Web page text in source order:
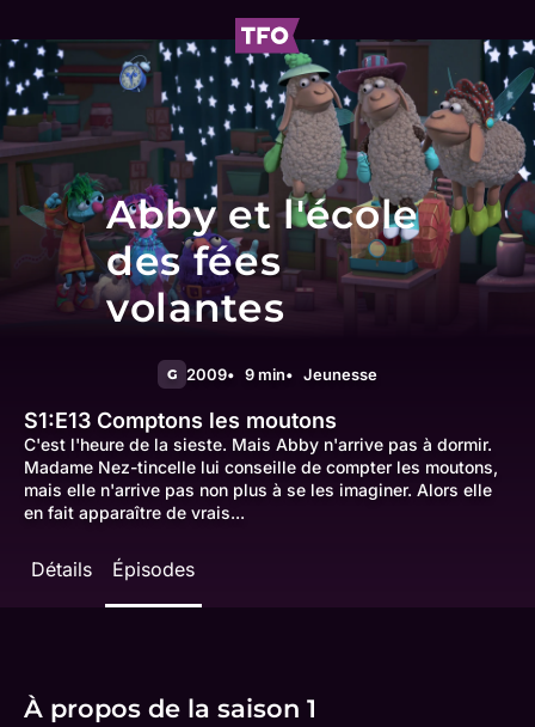
Abby et l'école
des fées
volantes
G 2009 9 min Jeunesse
S1:E13 Comptons les moutons
C'est l'heure de la sieste. Mais Abby n'arrive pas à dormir.
Madame Nez-tincelle lui conseille de compter les moutons,
mais elle n'arrive pas non plus à se les imaginer. Alors elle
en fait apparaître de vrais...
Détails Épisodes
À propos de la saison 1